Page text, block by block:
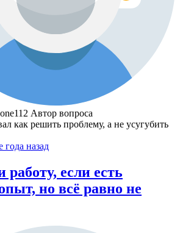
Автор вопроса
как решить проблему, а не усугубить
года назад
работу, если есть
но всё равно не